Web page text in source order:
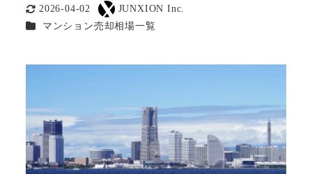
更新日
2026-04-02
著
者
JUNXION Inc.
カテゴリー
マンション売却相場一覧